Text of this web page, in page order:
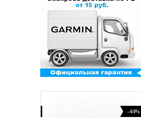
-44%